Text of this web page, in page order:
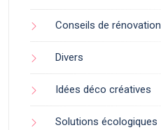
Conseils de rénovation
Divers
Idées déco créatives
Solutions écologiques